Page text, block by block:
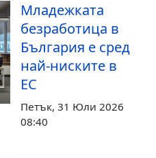
Младежката
безработица в
България е сред
най-ниските в
ЕС
Петък, 31 Юли 2026
08:40